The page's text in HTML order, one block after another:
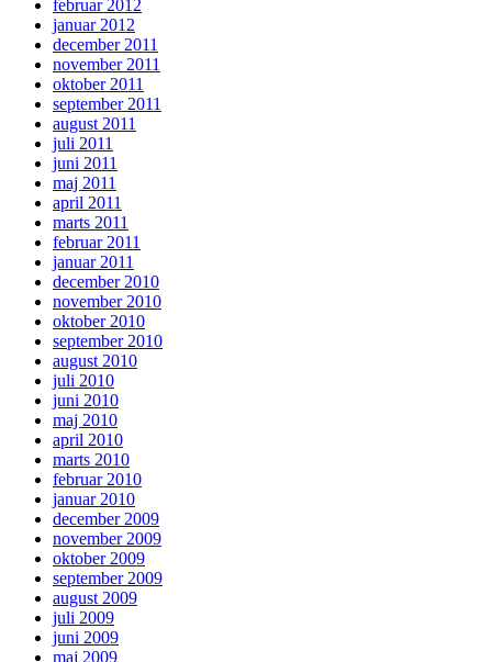
februar 2012
januar 2012
december 2011
november 2011
oktober 2011
september 2011
august 2011
juli 2011
juni 2011
maj 2011
april 2011
marts 2011
februar 2011
januar 2011
december 2010
november 2010
oktober 2010
september 2010
august 2010
juli 2010
juni 2010
maj 2010
april 2010
marts 2010
februar 2010
januar 2010
december 2009
november 2009
oktober 2009
september 2009
august 2009
juli 2009
juni 2009
maj 2009